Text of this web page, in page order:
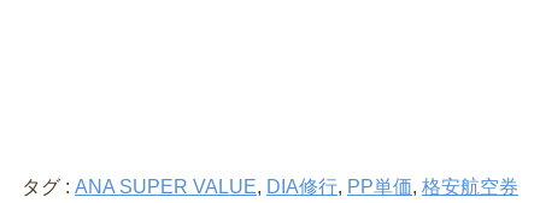
タグ : ANA SUPER VALUE, DIA修行, PP単価, 格安航空券